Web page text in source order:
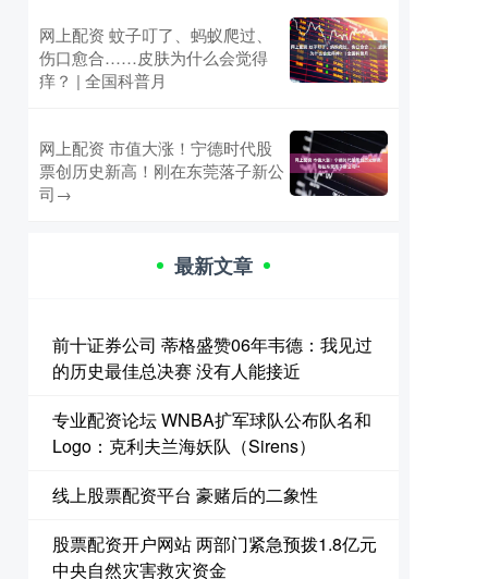
网上配资 蚊子叮了、蚂蚁爬过、
伤口愈合……皮肤为什么会觉得
痒？ | 全国科普月
网上配资 市值大涨！宁德时代股
票创历史新高！刚在东莞落子新公
司→
最新文章
前十证券公司 蒂格盛赞06年韦德：我见过
的历史最佳总决赛 没有人能接近
专业配资论坛 WNBA扩军球队公布队名和
Logo：克利夫兰海妖队（Sirens）
线上股票配资平台 豪赌后的二象性
股票配资开户网站 两部门紧急预拨1.8亿元
中央自然灾害救灾资金